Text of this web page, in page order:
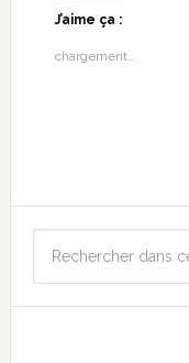
J’aime ça :
chargement…